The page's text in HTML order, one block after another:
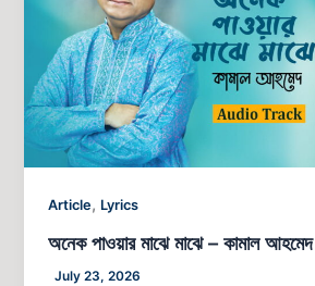
Article, Lyrics
অনেক পাওয়ার মাঝে মাঝে – কামাল আহমেদ
July 23, 2026
মাঝে
কামাল
আহমেদ